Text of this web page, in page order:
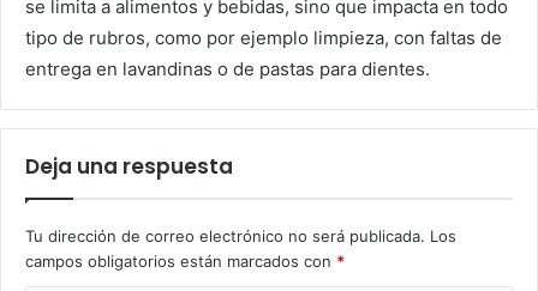
se limita a alimentos y bebidas, sino que impacta en todo
tipo de rubros, como por ejemplo limpieza, con faltas de
entrega en lavandinas o de pastas para dientes.
Deja una respuesta
Tu dirección de correo electrónico no será publicada. Los
campos obligatorios están marcados con *